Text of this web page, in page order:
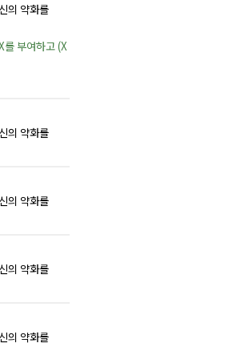
의 약화를
부여하고 (X
의 약화를
의 약화를
의 약화를
의 약화를